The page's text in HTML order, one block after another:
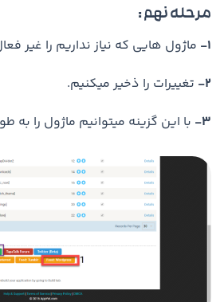
مرحله نهم :
1- ماژول هایی که نیاز نداریم را غیر
2- تغییرات را ذخیر میکنیم.
3- با این گزینه میتوانیم ماژول را به